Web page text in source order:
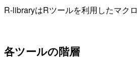
R-libraryはRツールを利用したマク
各ツールの階層